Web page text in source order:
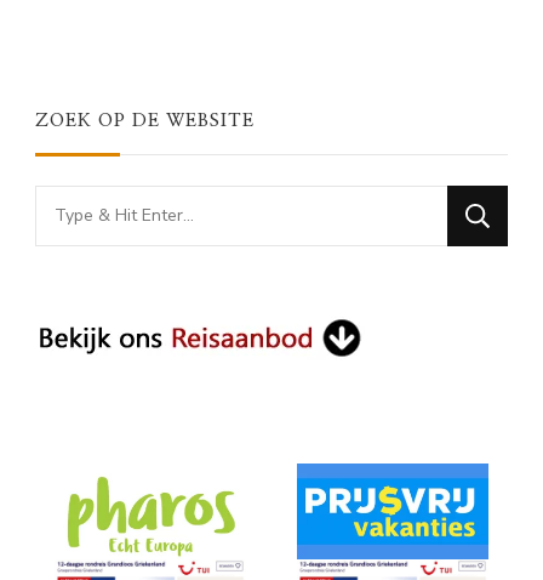
ZOEK OP DE WEBSITE
Looking
for